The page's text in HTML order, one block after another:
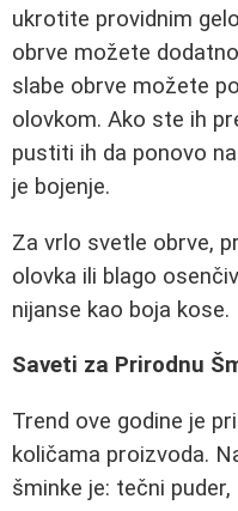
ukrotite providnim
obrve možete
slabe obrve možete
olovkom. Ako ste ih
pustiti ih da ponovo
je bojenje.
Za vrlo svetle obrve,
olovka ili blago
nijanse kao boja kose.
Saveti za Prirodnu
Trend ove godine je
količama proizvoda.
šminke je: tečni